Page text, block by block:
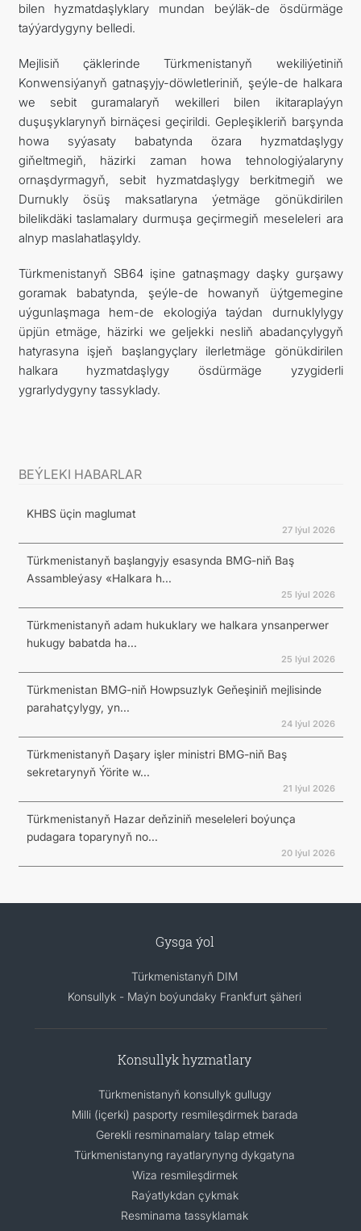
bilen hyzmatdaşlyklary mundan beýläk-de ösdürmäge
taýýardygyny belledi.
Mejlisiň çäklerinde Türkmenistanyň wekiliýetiniň
Konwensiýanyň gatnaşyjy-döwletleriniň, şeýle-de halkara
we sebit guramalaryň wekilleri bilen ikitaraplaýyn
duşuşyklarynyň birnäçesi geçirildi. Gepleşikleriň barşynda
howa syýasaty babatynda özara hyzmatdaşlygy
giňeltmegiň, häzirki zaman howa tehnologiýalaryny
ornaşdyrmagyň, sebit hyzmatdaşlygy berkitmegiň we
Durnukly ösüş maksatlaryna ýetmäge gönükdirilen
bilelikdäki taslamalary durmuşa geçirmegiň meseleleri ara
alnyp maslahatlaşyldy.
Türkmenistanyň SB64 işine gatnaşmagy daşky gurşawy
goramak babatynda, şeýle-de howanyň üýtgemegine
uýgunlaşmaga hem-de ekologiýa taýdan durnuklylygy
üpjün etmäge, häzirki we geljekki nesliň abadançylygyň
hatyrasyna işjeň başlangyçlary ilerletmäge gönükdirilen
halkara hyzmatdaşlygy ösdürmäge yzygiderli
ygrarlydygyny tassyklady.
BEÝLEKI HABARLAR
KHBS üçin maglumat
27 Iýul 2026
Türkmenistanyň başlangyjy esasynda BMG-niň Baş
Assambleýasy «Halkara h...
25 Iýul 2026
Türkmenistanyň adam hukuklary we halkara ynsanperwer
hukugy babatda ha...
25 Iýul 2026
Türkmenistan BMG-niň Howpsuzlyk Geňeşiniň mejlisinde
parahatçylygy, yn...
24 Iýul 2026
Türkmenistanyň Daşary işler ministri BMG-niň Baş
sekretarynyň Ýörite w...
21 Iýul 2026
Türkmenistanyň Hazar deňziniň meseleleri boýunça
pudagara toparynyň no...
20 Iýul 2026
Gysga ýol
Türkmenistanyň DIM
Konsullyk - Maýn boýundaky Frankfurt şäheri
Konsullyk hyzmatlary
Türkmenistanyň konsullyk gullugy
Milli (içerki) pasporty resmileşdirmek barada
Gerekli resminamalary talap etmek
Türkmenistanyng rayatlarynyng dykgatyna
Wiza resmileşdirmek
Raýatlykdan çykmak
Resminama tassyklamak